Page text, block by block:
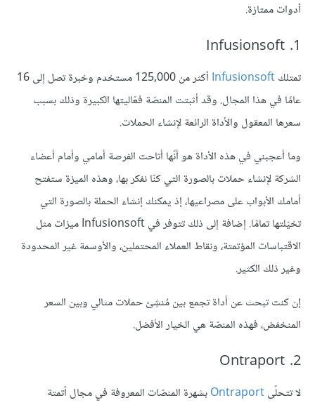
أدوات ممتازة.
1. Infusionsoft
تمتلكInfusionsoft
أكثر من 125,000 مستخدم وخبرة تصل إلى 16
عامًا في هذا المجال. وقد أثبتت المنصّة فعّاليتها الكبيرة وذلك بسبب
سعرها المعقول والأداة الرائعة لإنشاء الحملات.
وما أعجبني في هذه الأداة هو أنّها أتاحت الفرصة أمامي وأمام أعضاء
الشركة لإنشاء حملات بالصورة التي كنّا نفكر بها، وهذه الميزة ستفتح
أمامك الأبواب على مصراعيها، إذ يمكنك إنشاء الحملة بالصورة التي
تخيّلتها تمامًا. إضافة إلى ذلك تتوفر في Infusionsoft ميزات مثل
الاقتباسات المؤتمتة، ونقاط العملاء المحتملين، والأوسمة غير المحدودة
وغير ذلك الكثير.
إن كنت تبحث عن أداة تجمع بين مُنشِئ حملات مثالي وبين السعر
المنخفض، فهذه المنصّة هي الخيار الأفضل.
2. Ontraport
ﻻ تتحلّىOntraportبشهرة المنصّات المعروفة في مجال أتمتة